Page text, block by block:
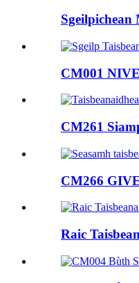
CM001
CM261
CM266
Raic